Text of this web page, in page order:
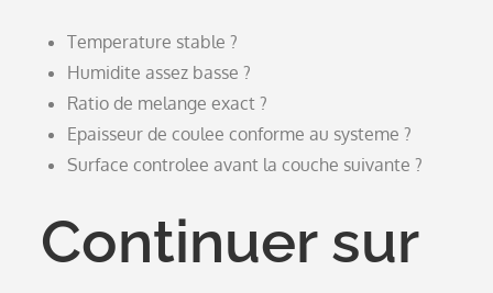
Temperature stable ?
Humidite assez basse ?
Ratio de melange exact ?
Epaisseur de coulee conforme au systeme ?
Surface controlee avant la couche suivante ?
Continuer sur